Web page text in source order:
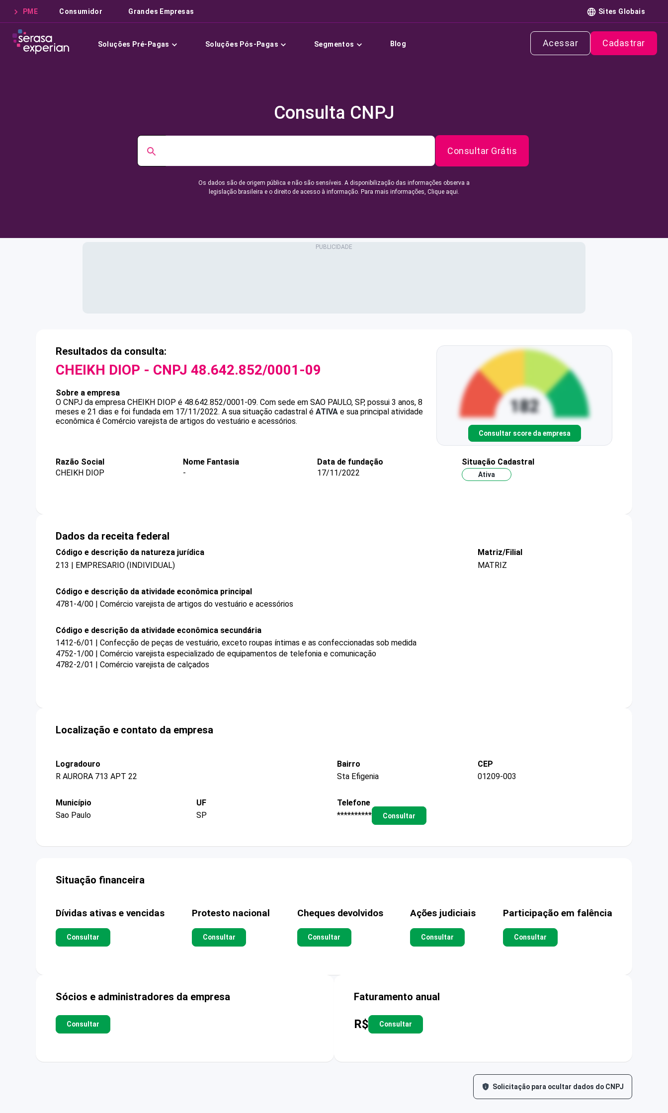
PME Consumidor Grandes Empresas Sites Globais
Soluções Pré-Pagas Soluções Pós-Pagas Segmentos Blog Acessar Cadastrar
Consulta CNPJ
Consultar Grátis
Os dados são de origem pública e não são sensíveis. A disponibilização das informações observa a
legislação brasileira e o direito de acesso à informação. Para mais informações, Clique aqui.
Resultados da consulta:
CHEIKH DIOP - CNPJ 48.642.852/0001-09
Sobre a empresa
O CNPJ da empresa CHEIKH DIOP é 48.642.852/0001-09. Com sede em SAO PAULO, SP, possui 3 anos, 8
meses e 21 dias e foi fundada em 17/11/2022. A sua situação cadastral é ATIVA e sua principal atividade
econômica é Comércio varejista de artigos do vestuário e acessórios.
Consultar score da empresa
Razão Social
CHEIKH DIOP
Nome Fantasia
-
Data de fundação
17/11/2022
Situação Cadastral
Ativa
Dados da receita federal
Código e descrição da natureza jurídica
213 | EMPRESARIO (INDIVIDUAL)
Matriz/Filial
MATRIZ
Código e descrição da atividade econômica principal
4781-4/00 | Comércio varejista de artigos do vestuário e acessórios
Código e descrição da atividade econômica secundária
1412-6/01 | Confecção de peças de vestuário, exceto roupas íntimas e as confeccionadas sob medida
4752-1/00 | Comércio varejista especializado de equipamentos de telefonia e comunicação
4782-2/01 | Comércio varejista de calçados
Localização e contato da empresa
Logradouro
R AURORA 713 APT 22
Bairro
Sta Efigenia
CEP
01209-003
Município
Sao Paulo
UF
SP
Telefone
**********
Consultar
Situação financeira
Dívidas ativas e vencidas
Consultar
Protesto nacional
Consultar
Cheques devolvidos
Consultar
Ações judiciais
Consultar
Participação em falência
Consultar
Sócios e administradores da empresa
Consultar
Faturamento anual
R$ Consultar
Solicitação para ocultar dados do CNPJ